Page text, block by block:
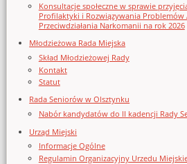
Konsultacje społeczne w sprawie
Profilaktyki i Rozwiązywania
Przeciwdziałania Narkomanii na rok 2026
Młodzieżowa Rada Miejska
Skład Młodzieżowej Rady
Kontakt
Statut
Rada Seniorów w Olsztynku
Nabór kandydatów do II kadencji Rady
Urząd Miejski
Informacje Ogólne
Regulamin Organizacyjny Urzedu